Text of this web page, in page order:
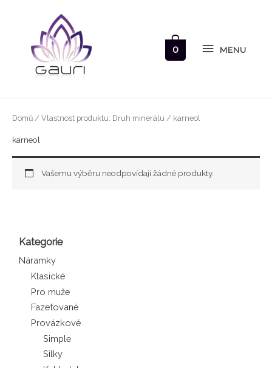
MENU
0
Kategorie
Náramky
Klasické
Pro muže
Fazetované
Provázkové
Simple
Silky
Domů / Vlastnost produktu: Druh minerálu / karneol
karneol
Vašemu výběru neodpovídají žádné produkty.